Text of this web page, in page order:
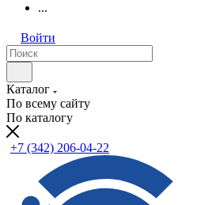
...
Войти
Каталог
По всему сайту
По каталогу
+7 (342) 206-04-22